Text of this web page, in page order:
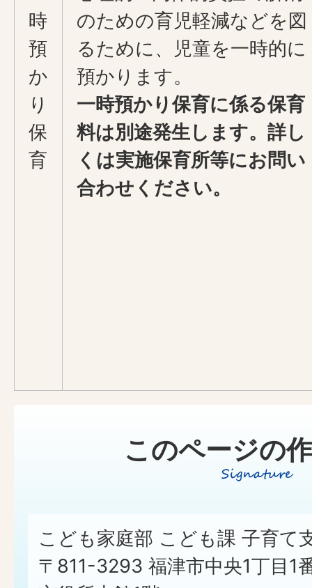
時
預
か
り
保
育
のための育児軽減などを図
るために、児童を一時的に
預かります。
一時預かり保育に係る保育
料は別途発生します。詳し
くは実施保育所等にお問い
合わせください。
このページの
こども家庭部 こども課 子育て
〒811-3293 福津市中央1丁目1